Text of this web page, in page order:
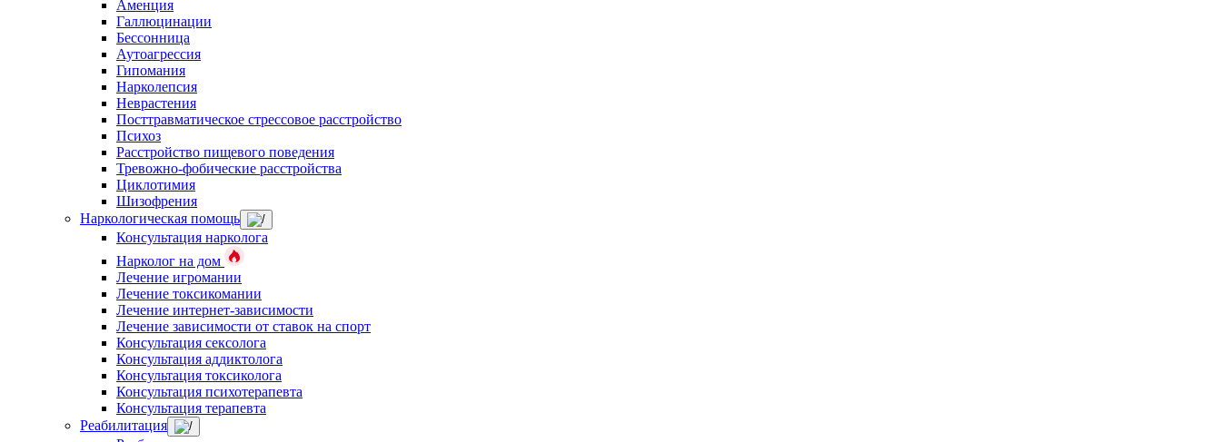
Аменция
Галлюцинации
Бессонница
Аутоагрессия
Гипомания
Нарколепсия
Неврастения
Посттравматическое стрессовое расстройство
Психоз
Расстройство пищевого поведения
Тревожно-фобические расстройства
Циклотимия
Шизофрения
Наркологическая помощь
Консультация нарколога
Нарколог на дом
Лечение игромании
Лечение токсикомании
Лечение интернет-зависимости
Лечение зависимости от ставок на спорт
Консультация сексолога
Консультация аддиктолога
Консультация токсиколога
Консультация психотерапевта
Консультация терапевта
Реабилитация